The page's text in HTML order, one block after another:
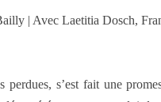
| Avec Laetitia Dosch,
perdues, s’est fait une